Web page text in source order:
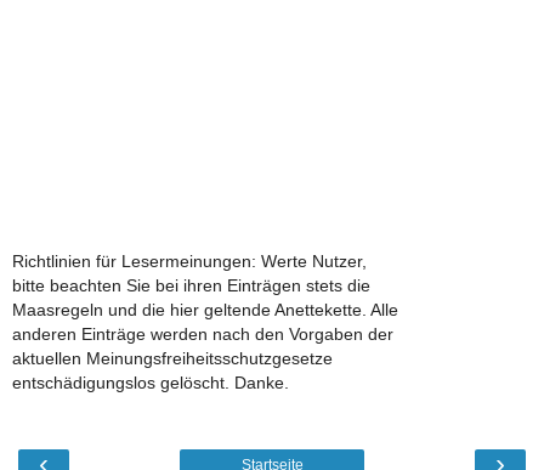
Richtlinien für Lesermeinungen: Werte Nutzer,
bitte beachten Sie bei ihren Einträgen stets die
Maasregeln und die hier geltende Anettekette. Alle
anderen Einträge werden nach den Vorgaben der
aktuellen Meinungsfreiheitsschutzgesetze
entschädigungslos gelöscht. Danke.
‹ ›
Startseite